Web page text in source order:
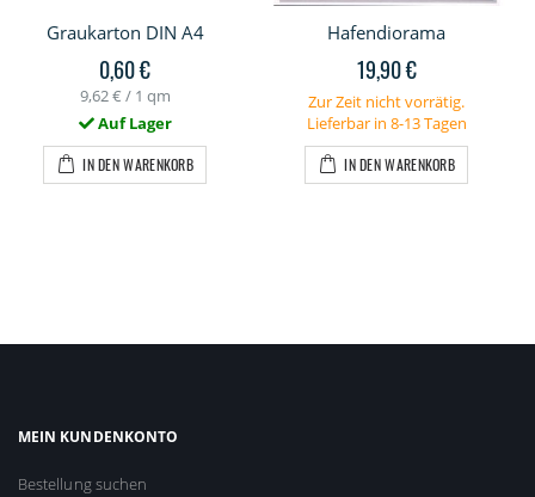
Graukarton DIN A4
0,60 €
9,62 € / 1 qm
Auf Lager
IN DEN WARENKORB
Hafendiorama
19,90 €
Zur Zeit nicht vorrätig.
Lieferbar in 8-13 Tagen
IN DEN WARENKORB
MEIN KUNDENKONTO
Bestellung suchen